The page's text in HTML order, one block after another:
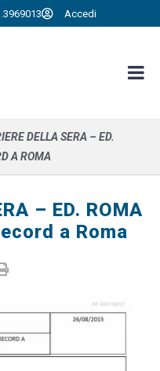
Accedi
DELLA SERA – ED.
A ROMA
– ED. ROMA
a Roma